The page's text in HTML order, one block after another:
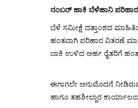
ನಂಬರ್ ಹಾಕಿ ಬೆಳೆಹಾನಿ
ಬೆಳೆ ಸಮೀಕ್ಷೆ ದತ್ತಾಂಶದ
ಹಂತವಾಗಿ ಪರಿಹಾರ ವಿತರಣೆ
ಬಾಕಿ ಉಳಿದ ಅರ್ಹ ರೈತರಿಗೆ ಹಂತ
ಈಗಾಗಲೇ ಅನುಮೊದನೆ
ಹಾಗೂ ತಹಶೀಲ್ದಾರ